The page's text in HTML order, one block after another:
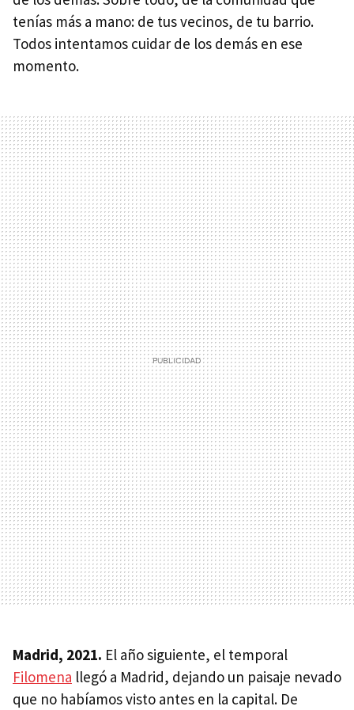
tenías más a mano: de tus vecinos, de tu barrio.
Todos intentamos cuidar de los demás en ese
momento.
Madrid, 2021. El año siguiente, el temporal
Filomena llegó a Madrid, dejando un paisaje nevado
que no habíamos visto antes en la capital. De